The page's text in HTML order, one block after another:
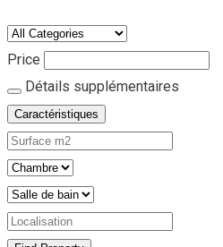
Price
Détails supplémentaires
Caractéristiques